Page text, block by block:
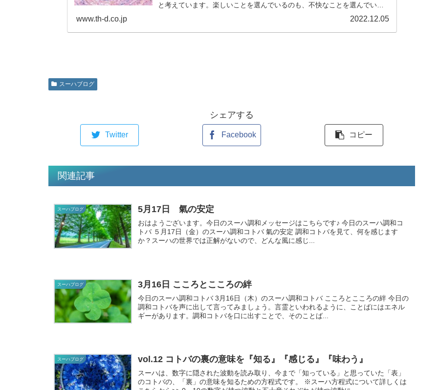
と考えています。楽しいことを選んでいるのも、不快なことを選んでいる
www.th-d.co.jp 2022.12.05
スーハブログ
シェアする
Twitter Facebook コピー
関連記事
スーハブログ 5月17日 氣の安定
おはようございます。今日のスーハ調和メッセージはこちらです♪ 今日のスーハ調和コ
トバ ５月17日（金）のスーハ調和コトバ 氣の安定 調和コトバを見て、何を感じます
か？スーハの世界では正解がないので、どんな風に感じ...
スーハブログ 3月16日 こころとこころの絆
今日のスーハ調和コトバ 3月16日（木）のスーハ調和コトバ こころとこころの絆 今日の
調和コトバを声に出して言ってみましょう。言霊といわれるように、ことばにはエネル
ギーがあります。調和コトバを口に出すことで、そのことば...
スーハブログ vol.12 コトバの裏の意味を『知る』『感じる』『味わう』
スーハは、数字に隠された波動を読み取り、今まで「知っている」と思っていた「表」
のコトバの、「裏」の意味を知るための方程式です。 ※スーハ方程式について詳しくは